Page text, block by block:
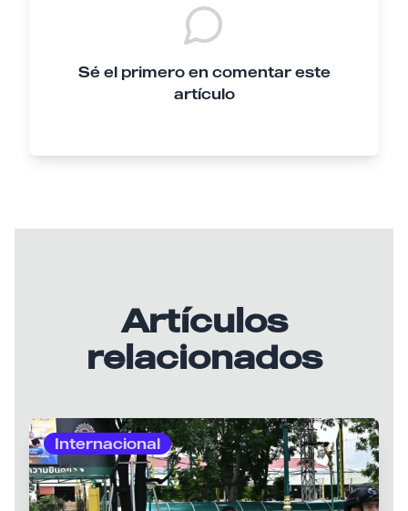
Sé el primero en comentar este
artículo
Artículos
relacionados
Internacional